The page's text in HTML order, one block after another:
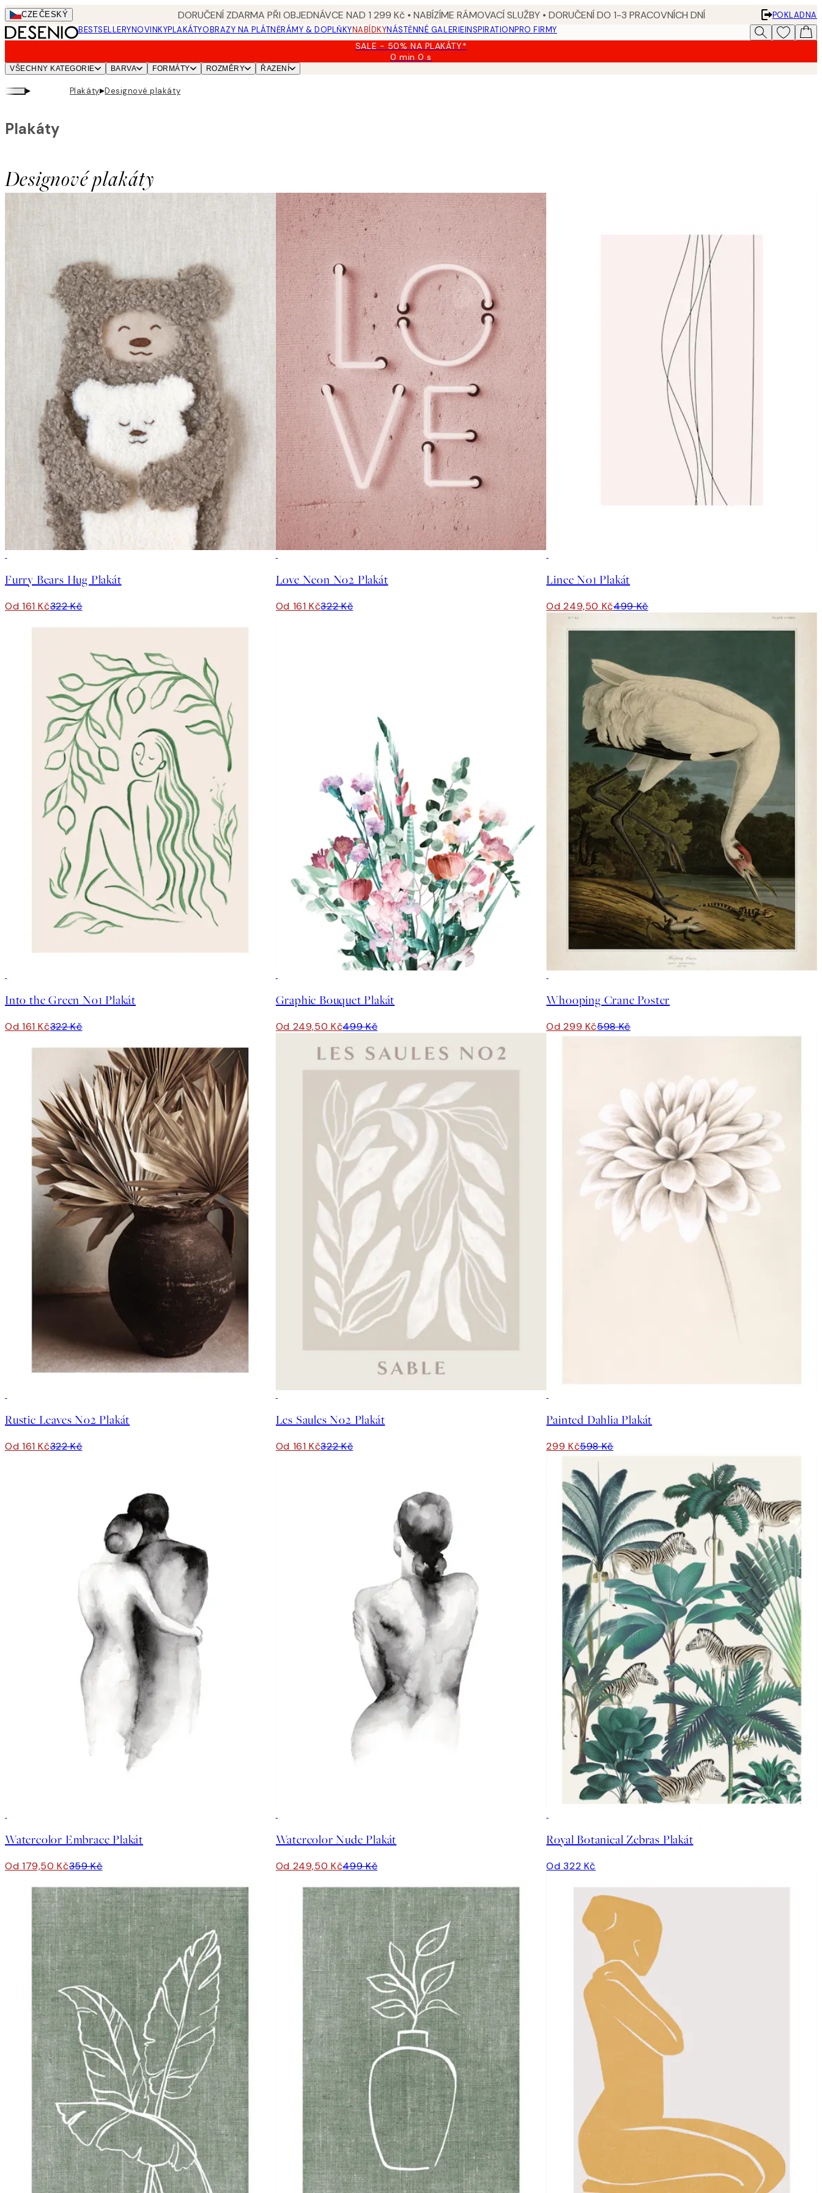
Skip
to
main
CZEČESKÝ DORUČENÍ ZDARMA PŘI OBJEDNÁVCE NAD 1 299 Kč • NABÍZÍME RÁMOVACÍ SLUŽBY • DORUČENÍ DO 1-3 PRACOVNÍCH DNÍ
POKLADNA
BESTSELLERYNOVINKYPLAKÁTYOBRAZY NA PLÁTNĚRÁMY & DOPLŇKYNABÍDKYNÁSTĚNNÉ GALERIEINSPIRATIONPRO FIRMY
SALE - 50% NA PLAKÁTY*
0 min0 s
Platné
VŠECHNY KATEGORIE BARVA FORMÁTY ROZMĚRY ŘAZENÍ
▸ Plakáty▸Designové plakáty
Designové plakáty
Plakáty
Furry Bears Hug Plakát
Od 161 Kč322 Kč
Love Neon No2 Plakát
Od 161 Kč322 Kč
Linee No1 Plakát
Od 249,50 Kč499 Kč
Into the Green No1 Plakát
Od 161 Kč322 Kč
Graphic Bouquet Plakát
Od 249,50 Kč499 Kč
Whooping Crane Poster
Od 299 Kč598 Kč
Rustic Leaves No2 Plakát
Od 161 Kč322 Kč
Les Saules No2 Plakát
Od 161 Kč322 Kč
Painted Dahlia Plakát
299 Kč598 Kč
Watercolor Embrace Plakát
Od 179,50 Kč359 Kč
Watercolor Nude Plakát
Od 249,50 Kč499 Kč
Royal Botanical Zebras Plakát
Od 322 Kč